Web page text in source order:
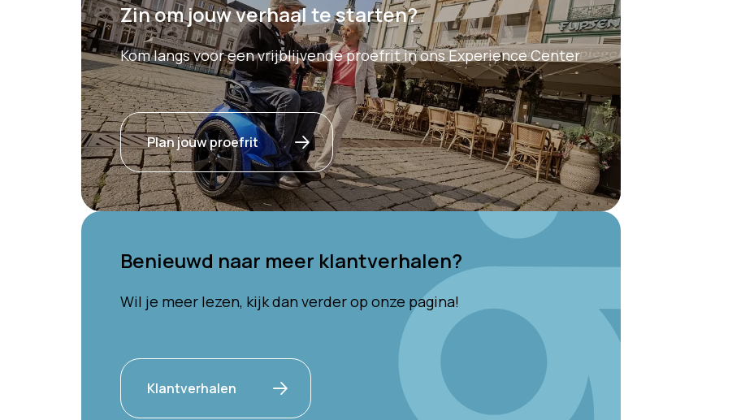
Zin om jouw verhaal te starten?
Kom langs voor een vrijblijvende proefrit in ons Experience Center
Plan jouw proefrit
Benieuwd naar meer klantverhalen?
Wil je meer lezen, kijk dan verder op onze pagina!
Klantverhalen